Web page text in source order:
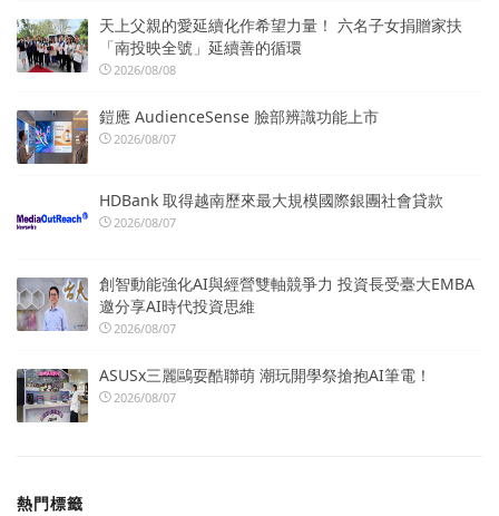
天上父親的愛延續化作希望力量！ 六名子女捐贈家扶
「南投映全號」延續善的循環
2026/08/08
鎧應 AudienceSense 臉部辨識功能上市
2026/08/07
HDBank 取得越南歷來最大規模國際銀團社會貸款
2026/08/07
創智動能強化AI與經營雙軸競爭力 投資長受臺大EMBA
邀分享AI時代投資思維
2026/08/07
ASUSx三麗鷗耍酷聯萌 潮玩開學祭搶抱AI筆電！
2026/08/07
熱門標籤